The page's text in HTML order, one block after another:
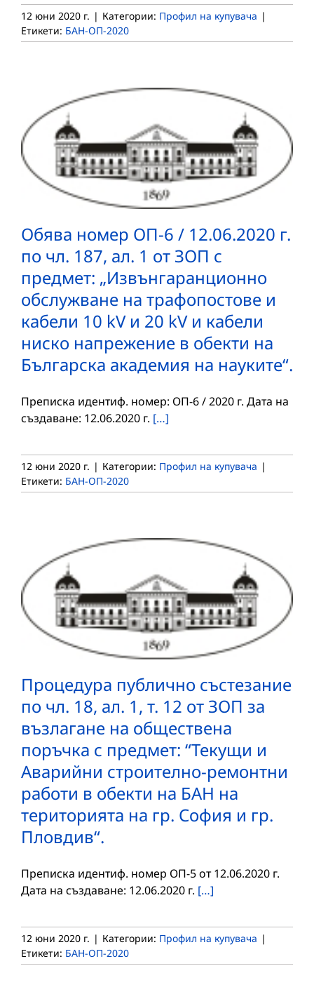
12 юни 2020 г. | Категории: Профил на купувача |
Етикети: БАН-ОП-2020
Обява номер ОП-6 / 12.06.2020 г.
по чл. 187, ал. 1 от ЗОП с
предмет: „Извънгаранционно
обслужване на трафопостове и
кабели 10 kV и 20 kV и кабели
ниско напрежение в обекти на
Българска академия на науките“.
Преписка идентиф. номер: ОП-6 / 2020 г. Дата на
създаване: 12.06.2020 г. […]
12 юни 2020 г. | Категории: Профил на купувача |
Етикети: БАН-ОП-2020
Процедура публично състезание
по чл. 18, ал. 1, т. 12 от ЗОП за
възлагане на обществена
поръчка с предмет: “Текущи и
Аварийни строително-ремонтни
работи в обекти на БАН на
територията на гр. София и гр.
Пловдив“.
Преписка идентиф. номер ОП-5 от 12.06.2020 г.
Дата на създаване: 12.06.2020 г. […]
12 юни 2020 г. | Категории: Профил на купувача |
Етикети: БАН-ОП-2020